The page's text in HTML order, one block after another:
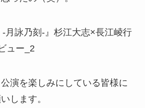
演を楽しみにしている皆様に
します。